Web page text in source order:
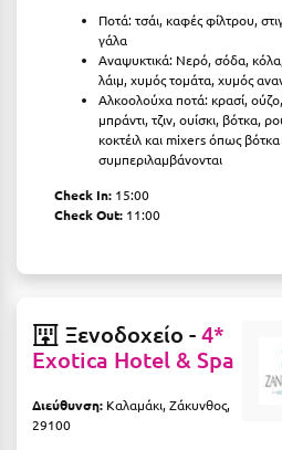
Λουτράκι
Μαραθώνας Αττικής
Μεσολόγγι
Μετέωρα
Ποτά: τσάι, καφές φίλτρου,
γάλα
Αναψυκτικά: Νερό, σόδα,
λάιμ, χυμός τομάτα, χυμός
Αλκοολούχα ποτά: κρασί,
μπράντι, τζιν, ουίσκι, βότκα,
κοκτέιλ και mixers όπως
συμπεριλαμβάνονται
Check In: 15:00
Check Out: 11:00
Ξενοδοχείο -4*
Exotica Hotel & Spa
Διεύθυνση: Καλαμάκι, Ζάκυνθος,
29100